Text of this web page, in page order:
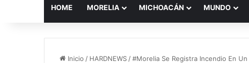
HOME MORELIA MICHOACÁN MUNDO
Inicio / HARDNEWS /#Morelia Se Registra Incendio En